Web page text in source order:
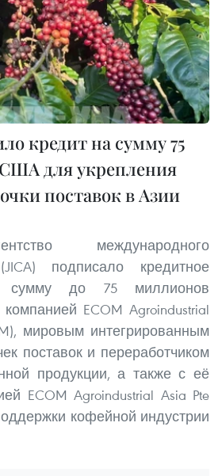
кредит на сумму 75
для укрепления
поставок в Азии
международного
подписало кредитное
сумму до 75 миллионов
ECOM Agroindustrial
мировым интегрированным
поставок и переработчиком
продукции, а также с её
ECOM Agroindustrial Asia Pte
кофейной индустрии